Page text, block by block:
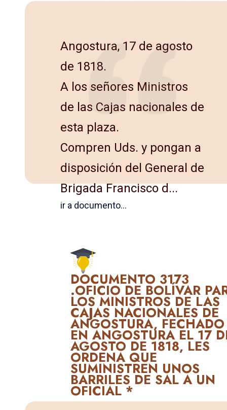
Angostura, 17 de agosto
de 1818.
A los señores Ministros
de las Cajas nacionales de
esta plaza.
Compren Uds. y pongan a
disposición del General de
Briga­da Francisco d...
ir a documento...
DOCUMENTO 3173
.OFICIO DE BOLÍVAR
LOS MINISTROS DE LAS
CAJAS NACIONALES DE
ANGOSTURA, FECHADO
EN ANGOSTURA EL 17
AGOSTO DE 1818, LES
ORDENA QUE
SUMINISTREN UNOS
BARRILES DE SAL A UN
OFICIAL *